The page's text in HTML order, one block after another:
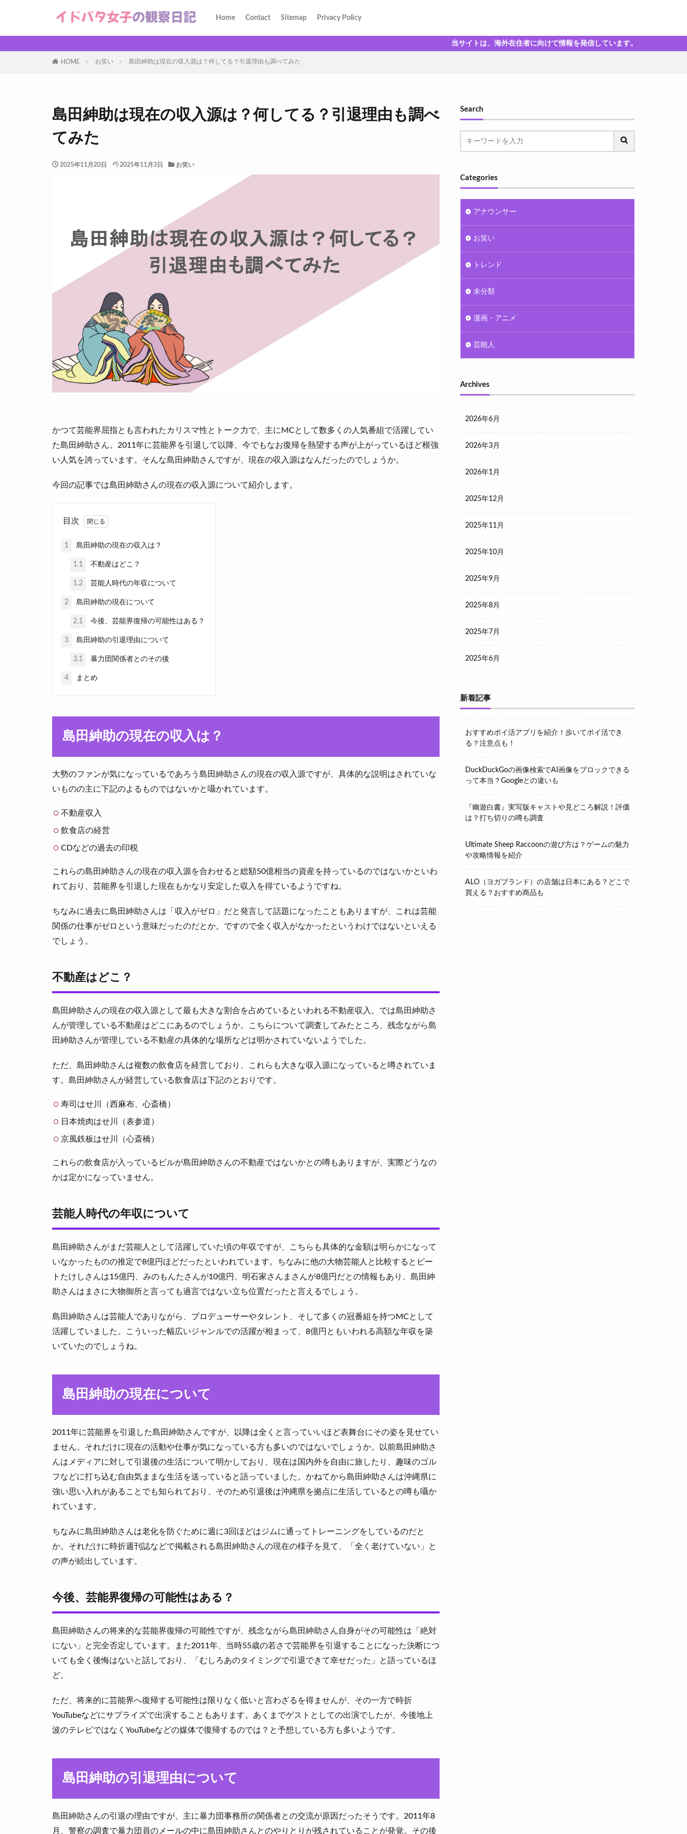
Home Contact Sitemap Privacy Policy
当サイトは、海外在住者に向けて情報を発信しています。
HOME お笑い 島田紳助は現在の収入源は？何してる？引退理由も調べてみた
島田紳助は現在の収入源は？何してる？引退理由も調べ
てみた
2025年11月20日 2025年11月3日 お笑い
かつて芸能界屈指とも言われたカリスマ性とトーク力で、主にMCとして数多くの人気番組で活躍してい
た島田紳助さん。2011年に芸能界を引退して以降、今でもなお復帰を熱望する声が上がっているほど根強
い人気を誇っています。そんな島田紳助さんですが、現在の収入源はなんだったのでしょうか。
今回の記事では島田紳助さんの現在の収入源について紹介します。
目次
1 島田紳助の現在の収入は？
1.1 不動産はどこ？
1.2 芸能人時代の年収について
2 島田紳助の現在について
2.1 今後、芸能界復帰の可能性はある？
3 島田紳助の引退理由について
3.1 暴力団関係者とのその後
4 まとめ
島田紳助の現在の収入は？
大勢のファンが気になっているであろう島田紳助さんの現在の収入源ですが、具体的な説明はされていな
いものの主に下記のよるものではないかと囁かれています。
不動産収入
飲食店の経営
CDなどの過去の印税
これらの島田紳助さんの現在の収入源を合わせると総額50億相当の資産を持っているのではないかといわ
れており、芸能界を引退した現在もかなり安定した収入を得ているようですね。
ちなみに過去に島田紳助さんは「収入がゼロ」だと発言して話題になったこともありますが、これは芸能
関係の仕事がゼロという意味だったのだとか。ですので全く収入がなかったというわけではないといえる
でしょう。
不動産はどこ？
島田紳助さんの現在の収入源として最も大きな割合を占めているといわれる不動産収入。では島田紳助さ
んが管理している不動産はどこにあるのでしょうか。こちらについて調査してみたところ、残念ながら島
田紳助さんが管理している不動産の具体的な場所などは明かされていないようでした。
ただ、島田紳助さんは複数の飲食店を経営しており、これらも大きな収入源になっていると噂されていま
す。島田紳助さんが経営している飲食店は下記のとおりです。
寿司はせ川（西麻布、心斎橋）
日本焼肉はせ川（表参道）
京風鉄板はせ川（心斎橋）
これらの飲食店が入っているビルが島田紳助さんの不動産ではないかとの噂もありますが、実際どうなの
かは定かになっていません。
芸能人時代の年収について
島田紳助さんがまだ芸能人として活躍していた頃の年収ですが、こちらも具体的な金額は明らかになって
いなかったものの推定で8億円ほどだったといわれています。ちなみに他の大物芸能人と比較するとビー
トたけしさんは15億円、みのもんたさんが10億円、明石家さんまさんが8億円だとの情報もあり、島田紳
助さんはまさに大物御所と言っても過言ではない立ち位置だったと言えるでしょう。
島田紳助さんは芸能人でありながら、プロデューサーやタレント、そして多くの冠番組を持つMCとして
活躍していました。こういった幅広いジャンルでの活躍が相まって、8億円ともいわれる高額な年収を築
いていたのでしょうね。
島田紳助の現在について
2011年に芸能界を引退した島田紳助さんですが、以降は全くと言っていいほど表舞台にその姿を見せてい
ません。それだけに現在の活動や仕事が気になっている方も多いのではないでしょうか。以前島田紳助さ
んはメディアに対して引退後の生活について明かしており、現在は国内外を自由に旅したり、趣味のゴル
フなどに打ち込む自由気ままな生活を送っていると語っていました。かねてから島田紳助さんは沖縄県に
強い思い入れがあることでも知られており、そのため引退後は沖縄県を拠点に生活しているとの噂も囁か
れています。
ちなみに島田紳助さんは老化を防ぐために週に3回ほどはジムに通ってトレーニングをしているのだと
か。それだけに時折週刊誌などで掲載される島田紳助さんの現在の様子を見て、「全く老けていない」と
の声が続出しています。
今後、芸能界復帰の可能性はある？
島田紳助さんの将来的な芸能界復帰の可能性ですが、残念ながら島田紳助さん自身がその可能性は「絶対
にない」と完全否定しています。また2011年、当時55歳の若さで芸能界を引退することになった決断につ
いても全く後悔はないと話しており、「むしろあのタイミングで引退できて幸せだった」と語っているほ
ど。
ただ、将来的に芸能界へ復帰する可能性は限りなく低いと言わざるを得ませんが、その一方で時折
YouTubeなどにサプライズで出演することもあります。あくまでゲストとしての出演でしたが、今後地上
波のテレビではなくYouTubeなどの媒体で復帰するのでは？と予想している方も多いようです。
島田紳助の引退理由について
島田紳助さんの引退の理由ですが、主に暴力団事務所の関係者との交流が原因だったそうです。2011年8
月、警察の調査で暴力団員のメールの中に島田紳助さんとのやりとりが残されていることが発覚。その後
Search
Categories
アナウンサー
お笑い
トレンド
未分類
漫画・アニメ
芸能人
Archives
2026年6月
2026年3月
2026年1月
2025年12月
2025年11月
2025年10月
2025年9月
2025年8月
2025年7月
2025年6月
新着記事
おすすめポイ活アプリを紹介！歩いてポイ活でき
る？注意点も！
DuckDuckGoの画像検索でAI画像をブロックできる
って本当？Googleとの違いも
『幽遊白書』実写版キャストや見どころ解説！評価
は？打ち切りの噂も調査
Ultimate Sheep Raccoonの遊び方は？ゲームの魅力
や攻略情報を紹介
ALO（ヨガブランド）の店舗は日本にある？どこで
買える？おすすめ商品も